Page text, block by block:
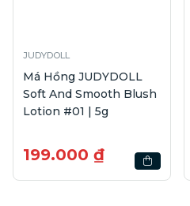
JUDYDOLL
Má Hồng JUDYDOLL
Soft And Smooth Blush
Lotion #01 | 5g
199.000 ₫